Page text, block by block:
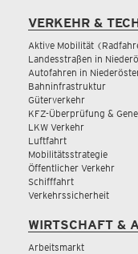
VERKEHR &
Aktive Mobilität
Landesstraßen in
Autofahren in
Bahninfrastruktur
Güterverkehr
KFZ-Überprüfung &
LKW Verkehr
Luftfahrt
Mobilitätsstrategie
Öffentlicher Verkehr
Schifffahrt
Verkehrssicherheit
WIRTSCHAFT &
Arbeitsmarkt